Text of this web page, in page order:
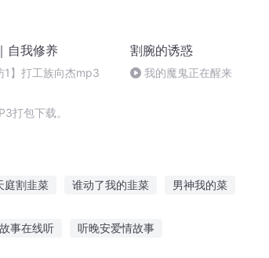
自我修养
1】打工族向杰mp3
割腕的诱惑
我的魔鬼正在醒来
打包下载。
庭割韭菜 谁动了我的韭菜 男神我的菜
事在线听 听晚安爱情故事